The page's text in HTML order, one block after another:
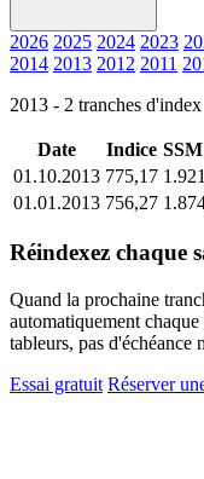
2026 2025 2024 2023
2014 2013 2012 2011
2013 - 2 tranches d'index
Date Indice
01.10.2013 775,17
01.01.2013 756,27
Réindexez chaque
Quand la prochaine
automatiquement
tableurs, pas d'échéance
Essai gratuit Réserver